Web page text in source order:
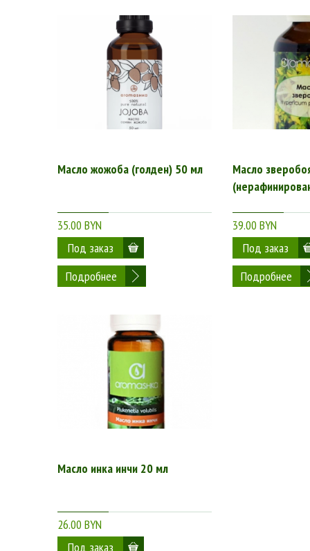
Масло жожоба (голден) 50 мл
35.00 BYN
Подробнее
Масло
39.00 BYN
Подробнее
Масло инка инчи 20 мл
26.00 BYN